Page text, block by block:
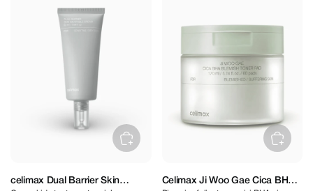
celimax Dual Barrier Skin
Celimax Ji Woo Gae Cica BHA